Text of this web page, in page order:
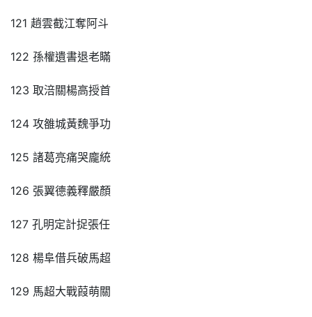
121 趙雲截江奪阿斗
122 孫權遺書退老瞞
123 取涪關楊高授首
124 攻雒城黃魏爭功
125 諸葛亮痛哭龐統
126 張翼德義釋嚴顏
127 孔明定計捉張任
128 楊阜借兵破馬超
129 馬超大戰葭萌關